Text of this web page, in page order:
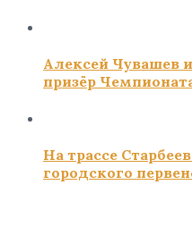
Алексей Чувашев
призёр
На трассе
городского